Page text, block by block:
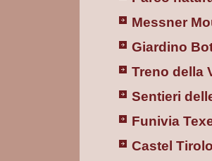
Messner
Giardino
Treno della
Sentieri
Funivia
Castel